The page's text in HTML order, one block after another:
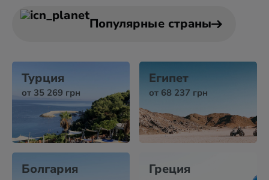
Популярные страны
Турция
от 35 269 грн
Египет
от 68 237 грн
Болгария Греция